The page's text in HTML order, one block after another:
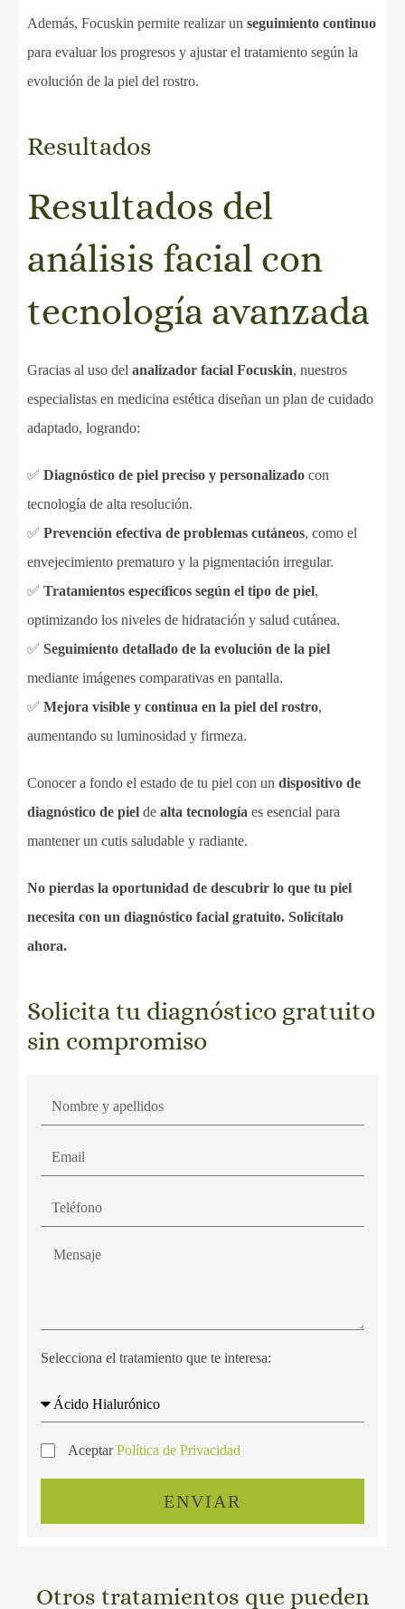
Además, Focuskin permite realizar un seguimiento continuo
para evaluar los progresos y ajustar el tratamiento según la
evolución de la piel del rostro.
Resultados
Resultados del
análisis facial con
tecnología avanzada
Gracias al uso del analizador facial Focuskin, nuestros
especialistas en medicina estética diseñan un plan de cuidado
adaptado, logrando:
✅ Diagnóstico de piel preciso y personalizado con
tecnología de alta resolución.
✅ Prevención efectiva de problemas cutáneos, como el
envejecimiento prematuro y la pigmentación irregular.
✅ Tratamientos específicos según el tipo de piel,
optimizando los niveles de hidratación y salud cutánea.
✅ Seguimiento detallado de la evolución de la piel
mediante imágenes comparativas en pantalla.
✅ Mejora visible y continua en la piel del rostro,
aumentando su luminosidad y firmeza.
Conocer a fondo el estado de tu piel con un dispositivo de
diagnóstico de piel de alta tecnología es esencial para
mantener un cutis saludable y radiante.
No pierdas la oportunidad de descubrir lo que tu piel
necesita con un diagnóstico facial gratuito. Solicítalo
ahora.
Solicita tu diagnóstico gratuito
sin compromiso
Selecciona el tratamiento que te interesa:
AceptarPolítica de Privacidad
ENVIAR
Otros tratamientos que pueden